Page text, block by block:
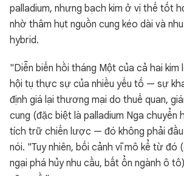
palladium, nhưng bạch kim ở vị thế tốt
nhờ thâm hụt nguồn cung kéo dài và
hybrid.
"Diễn biến hồi tháng Một của cả hai kim
hội tụ thực sự của nhiều yếu tố — sự
định giá lại thương mại do thuế quan,
cung (đặc biệt là palladium Nga chuyển
tích trữ chiến lược — đó không phải
nói. "Tuy nhiên, bối cảnh vĩ mô kể từ đó
ngại phá hủy nhu cầu, bất ổn ngành ô